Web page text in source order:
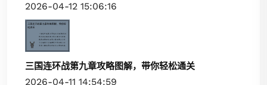
2026-04-12 15:06:16
三国连环战第九章攻略图解，带你轻松通关
2026-04-11 14:54:59